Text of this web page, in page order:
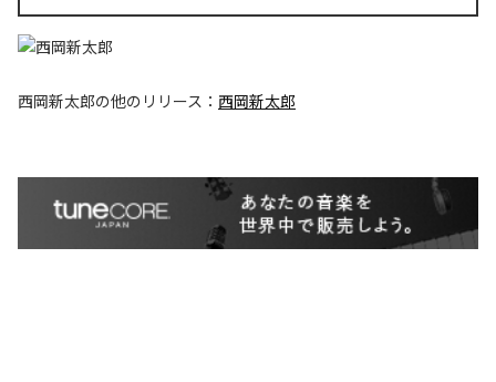
西岡新太郎の他のリリース： 西岡新太郎